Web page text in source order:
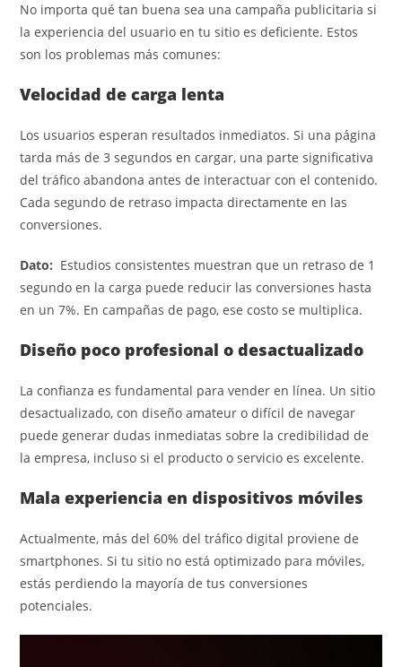
No importa qué tan buena sea una campaña publicitaria si
la experiencia del usuario en tu sitio es deficiente. Estos
son los problemas más comunes:
Velocidad de carga lenta
Los usuarios esperan resultados inmediatos. Si una página
tarda más de 3 segundos en cargar, una parte significativa
del tráfico abandona antes de interactuar con el contenido.
Cada segundo de retraso impacta directamente en las
conversiones.
Dato: Estudios consistentes muestran que un retraso de 1
segundo en la carga puede reducir las conversiones hasta
en un 7%. En campañas de pago, ese costo se multiplica.
Diseño poco profesional o desactualizado
La confianza es fundamental para vender en línea. Un sitio
desactualizado, con diseño amateur o difícil de navegar
puede generar dudas inmediatas sobre la credibilidad de
la empresa, incluso si el producto o servicio es excelente.
Mala experiencia en dispositivos móviles
Actualmente, más del 60% del tráfico digital proviene de
smartphones. Si tu sitio no está optimizado para móviles,
estás perdiendo la mayoría de tus conversiones
potenciales.